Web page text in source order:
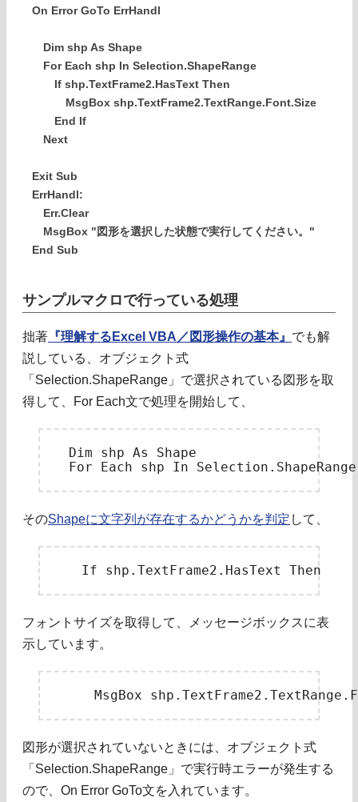
On Error GoTo ErrHandl
Dim shp As Shape
For Each shp In Selection.ShapeRange
If shp.TextFrame2.HasText Then
MsgBox shp.TextFrame2.TextRange.Font.Size
End If
Next
Exit Sub
ErrHandl:
Err.Clear
MsgBox "図形を選択した状態で実行してください。"
End Sub
サンプルマクロで行っている処理
拙著 『理解するExcel VBA／図形操作の基本』 でも解
説している、オブジェクト式
「Selection.ShapeRange」で選択されている図形を取
得して、For Each文で処理を開始して、
Dim shp As Shape
そのShapeに文字列が存在するかどうかを判定 して、
フォントサイズを取得して、メッセージボックスに表
示しています。
図形が選択されていないときには、オブジェクト式
「Selection.ShapeRange」で実行時エラーが発生する
ので、On Error GoTo文を入れています。